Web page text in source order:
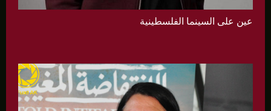
عين على السينما الفلسطينية